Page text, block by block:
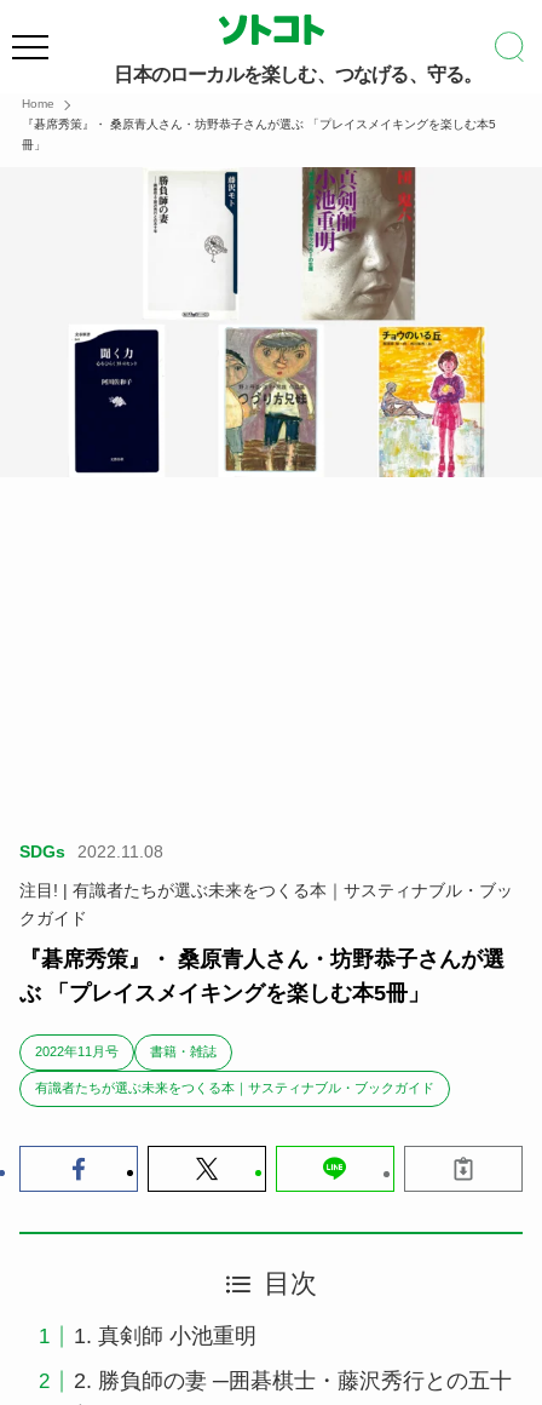
日本のローカルを楽しむ、つなげる、守る。
Home
『碁席秀策』・ 桑原青人さん・坊野恭子さんが選ぶ 「プレイスメイキングを楽しむ本5
冊」
SDGs
2022.11.08
注目! | 有識者たちが選ぶ未来をつくる本｜サスティナブル・ブッ
クガイド
『碁席秀策』・ 桑原青人さん・坊野恭子さんが選
ぶ 「プレイスメイキングを楽しむ本5冊」
2022年11月号 書籍・雑誌
有識者たちが選ぶ未来をつくる本｜サスティナブル・ブックガイド
目次
1. 真剣師 小池重明
2. 勝負師の妻 ─囲碁棋士・藤沢秀行との五十